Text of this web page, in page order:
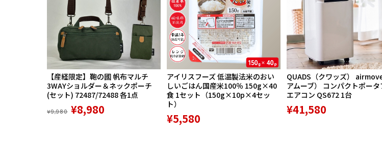
【産経限定】鞄の國 帆布マルチ
3WAYショルダー＆ネックポーチ
(セット) 72487/72488 各1点
¥9,980 ¥8,980
アイリスフーズ 低温製法米のおい
しいごはん国産米100％ 150g×40
食 1セット（150g×10p×4セッ
ト）
¥5,580
QUADS（クワッズ）
アムーブ） コンパクトポー
エアコン QS672 1台
¥41,580